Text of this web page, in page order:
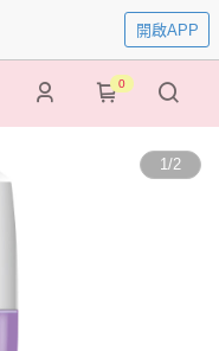
開啟APP
0
1/2